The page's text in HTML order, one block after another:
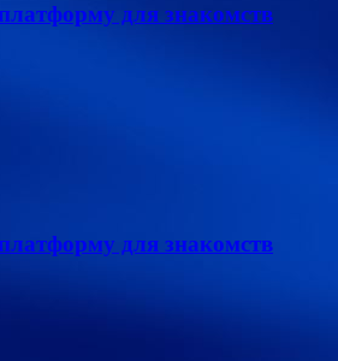
для знакомств
для знакомств